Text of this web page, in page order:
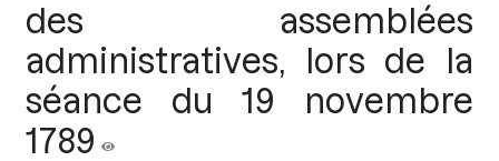
des assemblées
administratives, lors de la
séance du 19 novembre
1789